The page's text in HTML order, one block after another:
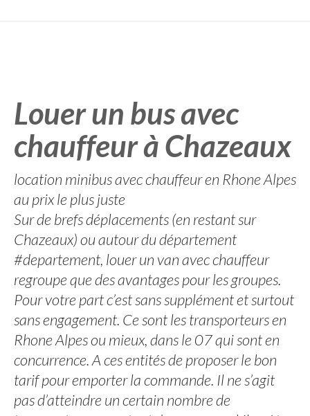
Louer un bus avec
chauffeur à Chazeaux
location minibus avec chauffeur en Rhone Alpes
au prix le plus juste
Sur de brefs déplacements (en restant sur
Chazeaux) ou autour du département
#departement, louer un van avec chauffeur
regroupe que des avantages pour les groupes.
Pour votre part c’est sans supplément et surtout
sans engagement. Ce sont les transporteurs en
Rhone Alpes ou mieux, dans le 07 qui sont en
concurrence. A ces entités de proposer le bon
tarif pour emporter la commande. Il ne s’agit
pas d’atteindre un certain nombre de